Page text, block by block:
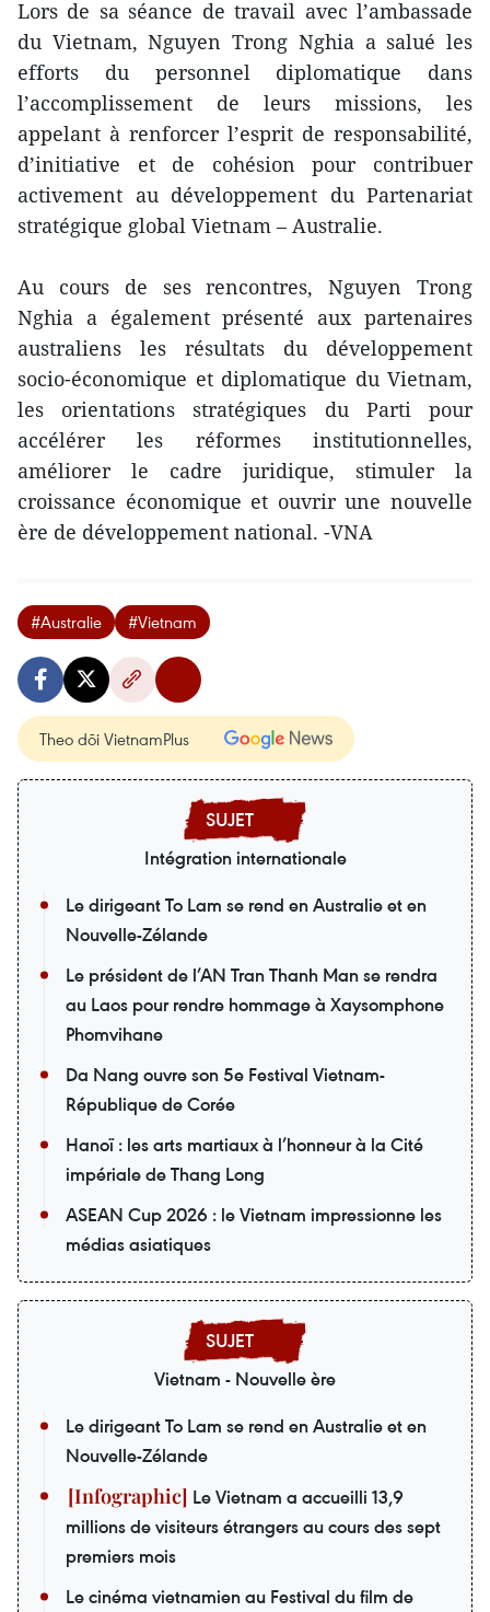
Lors de sa séance de travail avec l’ambassade
du Vietnam, Nguyen Trong Nghia a salué les
efforts du personnel diplomatique dans
l’accomplissement de leurs missions, les
appelant à renforcer l’esprit de responsabilité,
d’initiative et de cohésion pour contribuer
activement au développement du Partenariat
stratégique global Vietnam – Australie.
Au cours de ses rencontres, Nguyen Trong
Nghia a également présenté aux partenaires
australiens les résultats du développement
socio-économique et diplomatique du Vietnam,
les orientations stratégiques du Parti pour
accélérer les réformes institutionnelles,
améliorer le cadre juridique, stimuler la
croissance économique et ouvrir une nouvelle
ère de développement national. -VNA
#Australie #Vietnam
Theo dõi VietnamPlus
Intégration internationale
Le dirigeant To Lam se rend en Australie et en
Nouvelle-Zélande
Le président de l’AN Tran Thanh Man se rendra
au Laos pour rendre hommage à Xaysomphone
Phomvihane
Da Nang ouvre son 5e Festival Vietnam-
République de Corée
Hanoï : les arts martiaux à l’honneur à la Cité
impériale de Thang Long
ASEAN Cup 2026 : le Vietnam impressionne les
médias asiatiques
Vietnam - Nouvelle ère
Le dirigeant To Lam se rend en Australie et en
Nouvelle-Zélande
Le Vietnam a accueilli 13,9
millions de visiteurs étrangers au cours des sept
premiers mois
Le cinéma vietnamien au Festival du film de